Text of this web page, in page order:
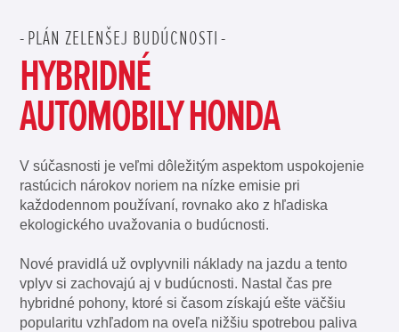
PLÁN ZELENŠEJ BUDÚCNOSTI
HYBRIDNÉ
AUTOMOBILY HONDA
V súčasnosti je veľmi dôležitým aspektom uspokojenie
rastúcich nárokov noriem na nízke emisie pri
každodennom používaní, rovnako ako z hľadiska
ekologického uvažovania o budúcnosti.
Nové pravidlá už ovplyvnili náklady na jazdu a tento
vplyv si zachovajú aj v budúcnosti. Nastal čas pre
hybridné pohony, ktoré si časom získajú ešte väčšiu
popularitu vzhľadom na oveľa nižšiu spotrebou paliva